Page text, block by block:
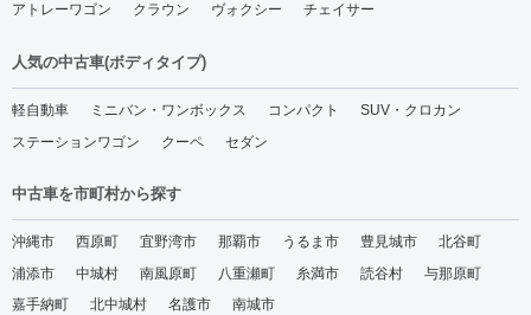
アトレーワゴン
クラウン ヴォクシー チェイサー
人気の中古車(ボディタイプ)
軽自動車 ミニバン・ワンボックス コンパクト
SUV・クロカン
ステーションワゴン
クーペ セダン
中古車を市町村から探す
沖縄市 西原町 宜野湾市 那覇市 うるま市 豊見城市
北谷町
浦添市
中城村 南風原町 八重瀬町 糸満市 読谷村
与那原町
嘉手納町
北中城村 名護市 南城市